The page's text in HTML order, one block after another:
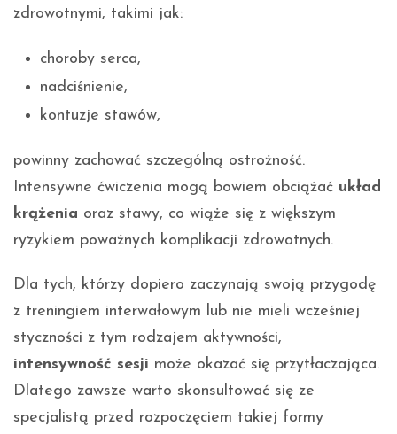
zdrowotnymi, takimi jak:
choroby serca,
nadciśnienie,
kontuzje stawów,
powinny zachować szczególną ostrożność.
Intensywne ćwiczenia mogą bowiem obciążać układ
krążenia oraz stawy, co wiąże się z większym
ryzykiem poważnych komplikacji zdrowotnych.
Dla tych, którzy dopiero zaczynają swoją przygodę
z treningiem interwałowym lub nie mieli wcześniej
styczności z tym rodzajem aktywności,
intensywność sesji może okazać się przytłaczająca.
Dlatego zawsze warto skonsultować się ze
specjalistą przed rozpoczęciem takiej formy